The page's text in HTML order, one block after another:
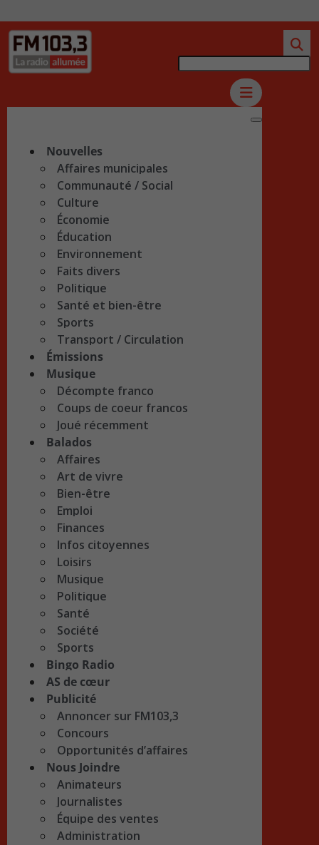
Nouvelles
Affaires municipales
Communauté / Social
Culture
Économie
Éducation
Environnement
Faits divers
Politique
Santé et bien-être
Sports
Transport / Circulation
Émissions
Musique
Décompte franco
Coups de coeur francos
Joué récemment
Balados
Affaires
Art de vivre
Bien-être
Emploi
Finances
Infos citoyennes
Loisirs
Musique
Politique
Santé
Société
Sports
Bingo Radio
AS de cœur
Publicité
Annoncer sur FM103,3
Concours
Opportunités d’affaires
Nous Joindre
Animateurs
Journalistes
Équipe des ventes
Administration